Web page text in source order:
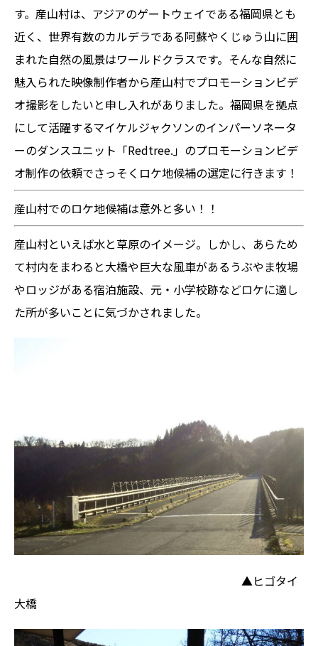
す。産山村は、アジアのゲートウェイである福岡県とも
近く、世界有数のカルデラである阿蘇やくじゅう山に囲
まれた自然の風景はワールドクラスです。そんな自然に
魅入られた映像制作者から産山村でプロモーションビデ
オ撮影をしたいと申し入れがありました。福岡県を拠点
にして活躍するマイケルジャクソンのインパーソネータ
ーのダンスユニット「Redtree.」のプロモーションビデ
オ制作の依頼でさっそくロケ地候補の選定に行きます！
産山村でのロケ地候補は意外と多い！！
産山村といえば水と草原のイメージ。しかし、あらため
て村内をまわると大橋や巨大な風車があるうぶやま牧場
やロッジがある宿泊施設、元・小学校跡などロケに適し
た所が多いことに気づかされました。
▲ヒゴタイ
大橋